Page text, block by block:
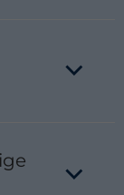
um die
geschätzt.